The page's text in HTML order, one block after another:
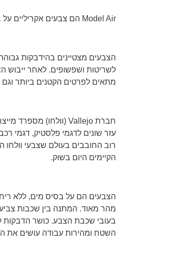
Model Air הם צבעים אקריליים
הצבעים מצטיינים בהידבקות
לשריטות ושפשופים. לאחר ייבוש
מתאים לפרטים הקטנים ביותר וגם
חברת Vallejo (וולחו) מספרד
עזר שונים לדגמי פלסטיק, דגמי
רוב החובבים בעולם שצבעי וולחו
הקיימים היום בשוק.
הצבעים הם על בסיס מים, ללא
בעובי שכבת הצבע. כושר הדבקות
השטח ומהירות עבודה עושים את